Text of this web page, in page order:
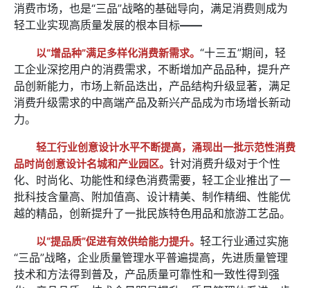
始在国际市场站稳脚跟。
消费市场，也是“三品”战略的基础导向，满足消费则成为
轻工业实现高质量发展的根本目标——
以“增品种”满足多样化消费新需求。 “十三五”期间，轻
工企业深挖用户的消费需求，不断增加产品品种，提升产
品创新能力，市场上新品迭出，产品结构升级显著，满足
消费升级需求的中高端产品及新兴产品成为市场增长新动
力。
轻工行业创意设计水平不断提高，涌现出一批示范性消费
品时尚创意设计名城和产业园区。 针对消费升级对于个性
化、时尚化、功能性和绿色消费需要，轻工企业推出了一
批科技含量高、附加值高、设计精美、制作精细、性能优
越的精品，创新提升了一批民族特色用品和旅游工艺品。
以“提品质”促进有效供给能力提升。 轻工行业通过实施
“三品”战略，企业质量管理水平普遍提高，先进质量管理
技术和方法得到普及，产品质量可靠性和一致性得到强